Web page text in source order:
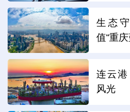
生态
值“重庆
连云
风光